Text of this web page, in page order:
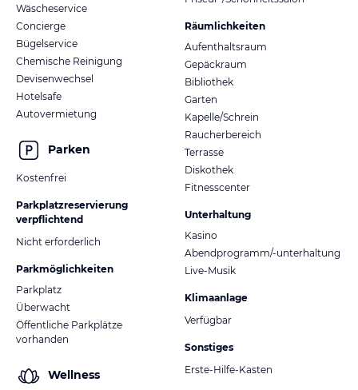
Wäscheservice
Concierge
Bügelservice
Chemische Reinigung
Devisenwechsel
Hotelsafe
Autovermietung
Parken
Kostenfrei
Parkplatzreservierung
verpflichtend
Nicht erforderlich
Parkmöglichkeiten
Parkplatz
Überwacht
Öffentliche Parkplätze
vorhanden
Wellness
Räumlichkeiten
Aufenthaltsraum
Gepäckraum
Bibliothek
Garten
Kapelle/Schrein
Raucherbereich
Terrasse
Diskothek
Fitnesscenter
Unterhaltung
Kasino
Abendprogramm/-unterhaltung
Live-Musik
Klimaanlage
Verfügbar
Sonstiges
Erste-Hilfe-Kasten